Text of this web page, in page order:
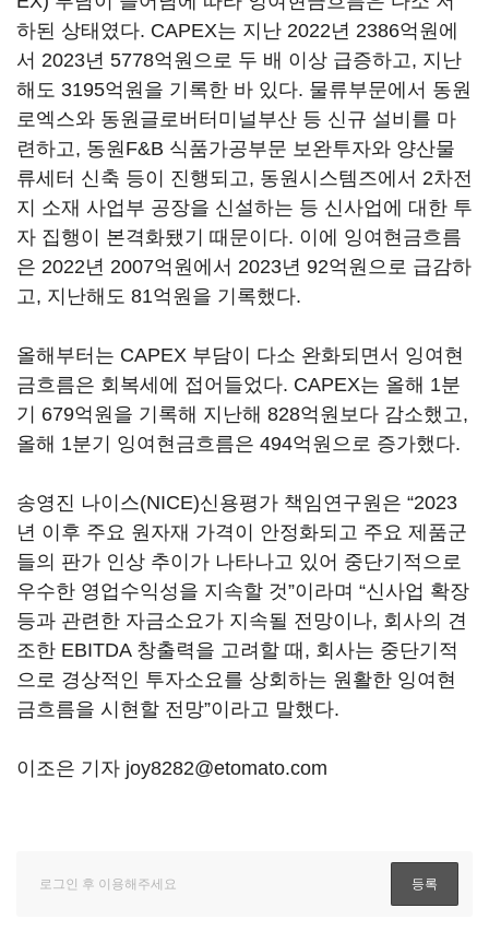
하된 상태였다. CAPEX는 지난 2022년 2386억원에
서 2023년 5778억원으로 두 배 이상 급증하고, 지난
해도 3195억원을 기록한 바 있다. 물류부문에서 동원
로엑스와 동원글로버터미널부산 등 신규 설비를 마
련하고, 동원F&B 식품가공부문 보완투자와 양산물
류세터 신축 등이 진행되고, 동원시스템즈에서 2차전
지 소재 사업부 공장을 신설하는 등 신사업에 대한 투
자 집행이 본격화됐기 때문이다. 이에 잉여현금흐름
은 2022년 2007억원에서 2023년 92억원으로 급감하
고, 지난해도 81억원을 기록했다.
올해부터는 CAPEX 부담이 다소 완화되면서 잉여현
금흐름은 회복세에 접어들었다. CAPEX는 올해 1분
기 679억원을 기록해 지난해 828억원보다 감소했고,
올해 1분기 잉여현금흐름은 494억원으로 증가했다.
송영진 나이스(NICE)신용평가 책임연구원은 “2023
년 이후 주요 원자재 가격이 안정화되고 주요 제품군
들의 판가 인상 추이가 나타나고 있어 중단기적으로
우수한 영업수익성을 지속할 것”이라며 “신사업 확장
등과 관련한 자금소요가 지속될 전망이나, 회사의 견
조한 EBITDA 창출력을 고려할 때, 회사는 중단기적
으로 경상적인 투자소요를 상회하는 원활한 잉여현
금흐름을 시현할 전망”이라고 말했다.
이조은 기자 joy8282@etomato.com